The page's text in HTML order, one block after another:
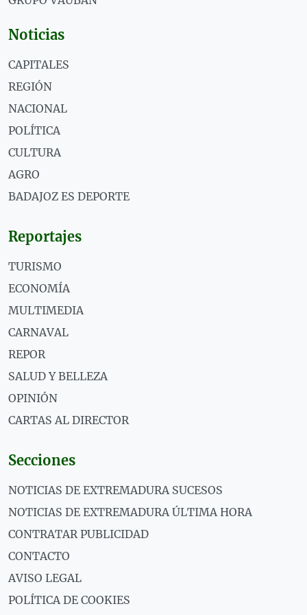
Noticias
CAPITALES
REGIÓN
NACIONAL
POLÍTICA
CULTURA
AGRO
BADAJOZ ES DEPORTE
Reportajes
TURISMO
ECONOMÍA
MULTIMEDIA
CARNAVAL
REPOR
SALUD Y BELLEZA
OPINIÓN
CARTAS AL DIRECTOR
Secciones
NOTICIAS DE EXTREMADURA SUCESOS
NOTICIAS DE EXTREMADURA ÚLTIMA HORA
CONTRATAR PUBLICIDAD
CONTACTO
AVISO LEGAL
POLÍTICA DE COOKIES